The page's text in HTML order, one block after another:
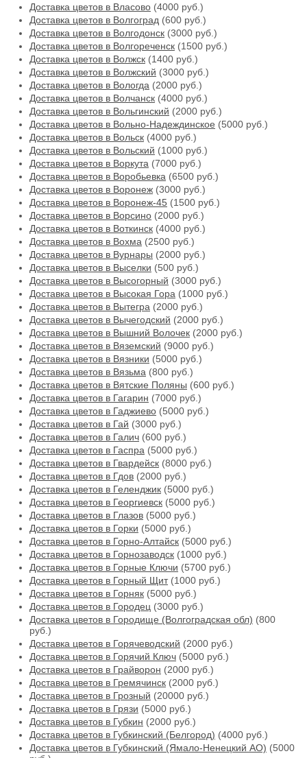
Доставка цветов в Власово (4000 руб.)
Доставка цветов в Волгоград (600 руб.)
Доставка цветов в Волгодонск (3000 руб.)
Доставка цветов в Волгореченск (1500 руб.)
Доставка цветов в Волжск (1400 руб.)
Доставка цветов в Волжский (3000 руб.)
Доставка цветов в Вологда (2000 руб.)
Доставка цветов в Волчанск (4000 руб.)
Доставка цветов в Вольгинский (2000 руб.)
Доставка цветов в Вольно-Надеждинское (5000 руб.)
Доставка цветов в Вольск (4000 руб.)
Доставка цветов в Вольский (1000 руб.)
Доставка цветов в Воркута (7000 руб.)
Доставка цветов в Воробьевка (6500 руб.)
Доставка цветов в Воронеж (3000 руб.)
Доставка цветов в Воронеж-45 (1500 руб.)
Доставка цветов в Ворсино (2000 руб.)
Доставка цветов в Воткинск (4000 руб.)
Доставка цветов в Вохма (2500 руб.)
Доставка цветов в Вурнары (2000 руб.)
Доставка цветов в Выселки (500 руб.)
Доставка цветов в Высогорный (3000 руб.)
Доставка цветов в Высокая Гора (1000 руб.)
Доставка цветов в Вытегра (2000 руб.)
Доставка цветов в Вычегодский (2000 руб.)
Доставка цветов в Вышний Волочек (2000 руб.)
Доставка цветов в Вяземский (9000 руб.)
Доставка цветов в Вязники (5000 руб.)
Доставка цветов в Вязьма (800 руб.)
Доставка цветов в Вятские Поляны (600 руб.)
Доставка цветов в Гагарин (7000 руб.)
Доставка цветов в Гаджиево (5000 руб.)
Доставка цветов в Гай (3000 руб.)
Доставка цветов в Галич (600 руб.)
Доставка цветов в Гаспра (5000 руб.)
Доставка цветов в Гвардейск (8000 руб.)
Доставка цветов в Гдов (2000 руб.)
Доставка цветов в Геленджик (5000 руб.)
Доставка цветов в Георгиевск (5000 руб.)
Доставка цветов в Глазов (5000 руб.)
Доставка цветов в Горки (5000 руб.)
Доставка цветов в Горно-Алтайск (5000 руб.)
Доставка цветов в Горнозаводск (1000 руб.)
Доставка цветов в Горные Ключи (5700 руб.)
Доставка цветов в Горный Щит(1000 руб.)
Доставка цветов в Горняк (5000 руб.)
Доставка цветов в Городец (3000 руб.)
Доставка цветов в Городище (Волгоградская обл) (800
руб.)
Доставка цветов в Горячеводский (2000 руб.)
Доставка цветов в Горячий Ключ (5000 руб.)
Доставка цветов в Грайворон (2000 руб.)
Доставка цветов в Гремячинск (2000 руб.)
Доставка цветов в Грозный (20000 руб.)
Доставка цветов в Грязи (5000 руб.)
Доставка цветов в Губкин (2000 руб.)
Доставка цветов в Губкинский (Белгород) (4000 руб.)
Доставка цветов в Губкинский (Ямало-Ненецкий АО) (5000